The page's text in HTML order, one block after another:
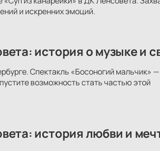
и искренних эмоций.
история о музыке и
Спектакль «Босоногий мальчик» —
возможность стать частью этой
история любви и